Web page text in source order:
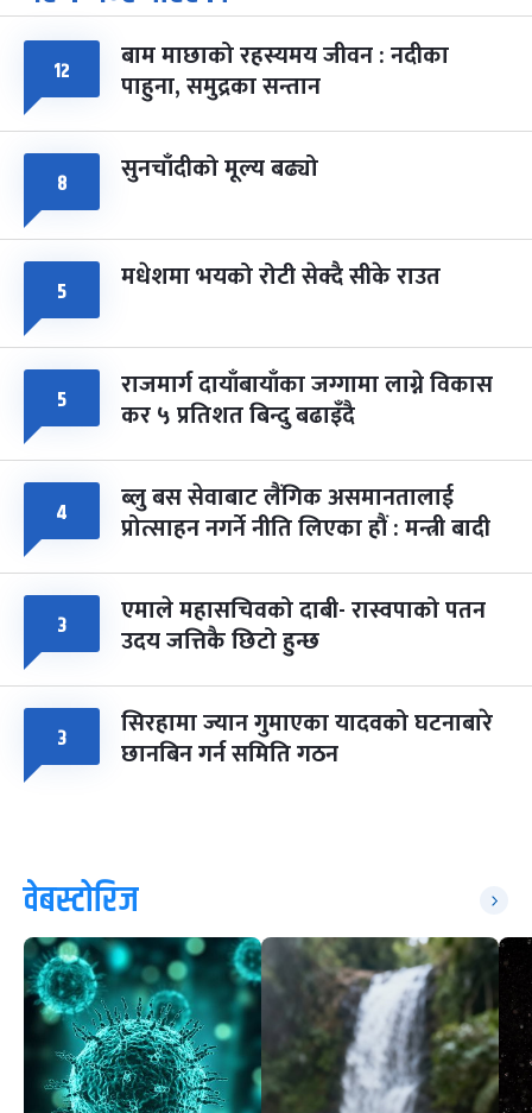
८ फागुपूर्णिमा
चैत्र ८, २०८३-Mar 22, 2027
७ महिना बाँकी
१२ बाम माछाको रहस्यमय जीवन : नदीका
पाहुना, समुद्रका सन्तान
८ सुनचाँदीको मूल्य बढ्यो
५ मधेशमा भयको रोटी सेक्दै सीके राउत
५ राजमार्ग दायाँबायाँका जग्गामा लाग्ने विकास
कर ५ प्रतिशत बिन्दु बढाइँदै
४ ब्लु बस सेवाबाट लैंगिक असमानतालाई
प्रोत्साहन नगर्ने नीति लिएका हौं : मन्त्री बादी
३ एमाले महासचिवको दाबी- रास्वपाको पतन
उदय जत्तिकै छिटो हुन्छ
३ सिरहामा ज्यान गुमाएका यादवको घटनाबारे
छानबिन गर्न समिति गठन
वेबस्टोरिज